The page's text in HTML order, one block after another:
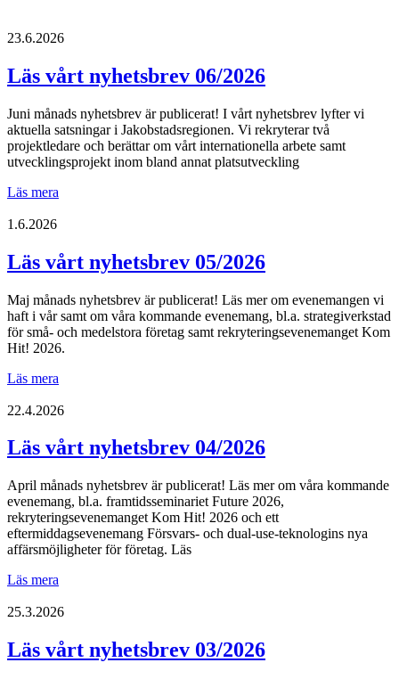
23.6.2026
Läs vårt nyhetsbrev 06/2026
Juni månads nyhetsbrev är publicerat! I vårt nyhetsbrev lyfter vi
aktuella satsningar i Jakobstadsregionen. Vi rekryterar två
projektledare och berättar om vårt internationella arbete samt
utvecklingsprojekt inom bland annat platsutveckling
Läs mera
1.6.2026
Läs vårt nyhetsbrev 05/2026
Maj månads nyhetsbrev är publicerat! Läs mer om evenemangen vi
haft i vår samt om våra kommande evenemang, bl.a. strategiverkstad
för små- och medelstora företag samt rekryteringsevenemanget Kom
Hit! 2026.
Läs mera
nyhetsbrev
22.4.2026
Läs vårt nyhetsbrev 04/2026
April månads nyhetsbrev är publicerat! Läs mer om våra kommande
evenemang, bl.a. framtidsseminariet Future 2026,
rekryteringsevenemanget Kom Hit! 2026 och ett
eftermiddagsevenemang Försvars- och dual-use-teknologins nya
affärsmöjligheter för företag. Läs
Läs mera
nyhetsbrev
25.3.2026
Läs vårt nyhetsbrev 03/2026